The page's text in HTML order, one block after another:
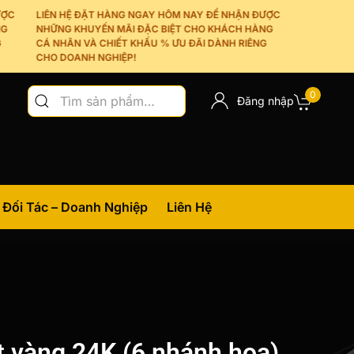
LIÊN HỆ ĐẶT HÀNG NGAY HÔM NAY ĐỂ NHẬN ĐƯỢC
NHỮNG KHUYẾN MÃI ĐẶC BIỆT CHO KHÁCH HÀNG
CÁ NHÂN VÀ CHIẾT KHẤU % ƯU ĐÃI DÀNH RIÊNG
CHO DOANH NGHIỆP!
Đối Tác – Doanh Nghiệp Liên Hệ
Tìm
kiếm:
Đăng nhập 0